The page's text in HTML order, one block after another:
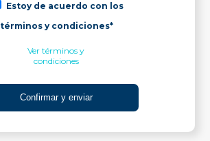
Estoy de acuerdo con los
términos y condiciones*
Ver términos y
condiciones